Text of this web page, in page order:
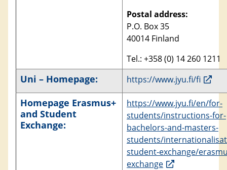
Postal address:
P.O. Box 35
40014 Finland
Tel.: +358 (0) 14 260 1211
Uni – Homepage: https://www.jyu.fi/fi
Homepage Erasmus+
and Student
Exchange:
https://www.jyu.fi/en/for-
students/instructions-for-
bachelors-and-masters-
students/
student-exchange/
exchange